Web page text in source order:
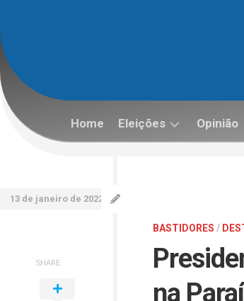
content
Home Eleições Opinião
BASTIDORES /
na
13 de janeiro de 2022
SHARE